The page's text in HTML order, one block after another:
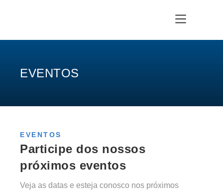
EVENTOS
EVENTOS
Participe dos nossos
próximos eventos
Veja as datas e esteja conosco nos próximos